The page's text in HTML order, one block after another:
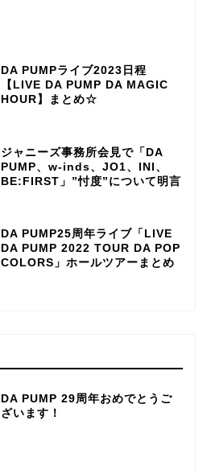
DA PUMPライブ2023日程
【LIVE DA PUMP DA MAGIC
HOUR】まとめ☆
ジャニーズ事務所会見で「DA
PUMP、w-inds、JO1、INI、
BE:FIRST」”忖度”について明言
DA PUMP25周年ライブ「LIVE
DA PUMP 2022 TOUR DA POP
COLORS」ホールツアーまとめ
DA PUMP 29周年おめでとうご
ざいます！